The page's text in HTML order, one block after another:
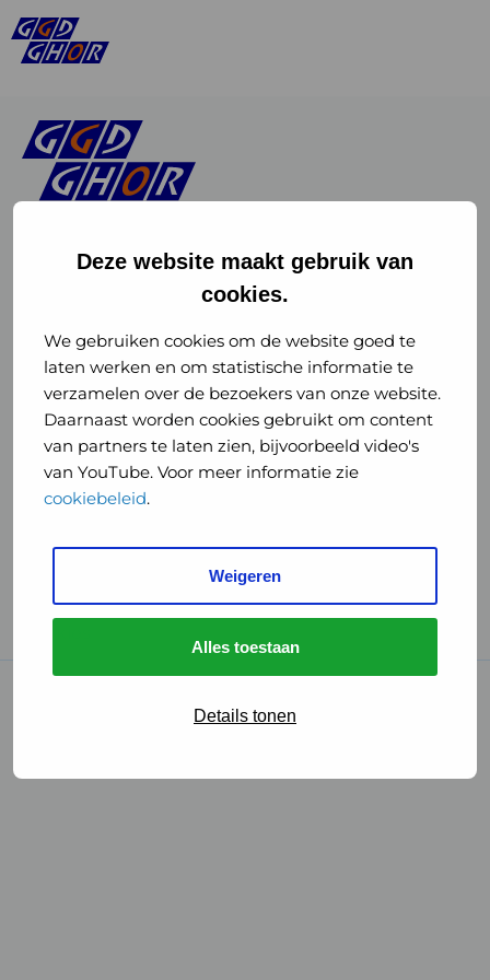
Deze website maakt gebruik van
cookies.
We gebruiken cookies om de website goed te
laten werken en om statistische informatie te
verzamelen over de bezoekers van onze website.
Daarnaast worden cookies gebruikt om content
van partners te laten zien, bijvoorbeeld video's
van YouTube. Voor meer informatie zie
cookiebeleid.
Weigeren
Alles toestaan
Details tonen
of
GGD
GHOR
Nederland
Instagram
of
GGD
GHOR
Nederland
GGD Reizen op social media
GGD Reizen
GGD Reisvaccinaties